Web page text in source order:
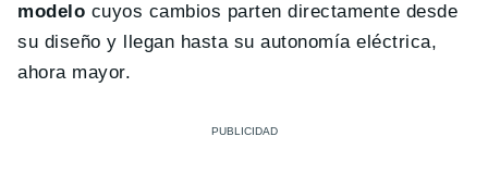
modelo cuyos cambios parten directamente desde
su diseño y llegan hasta su autonomía eléctrica,
ahora mayor.